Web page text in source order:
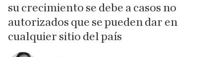
su crecimiento se debe a casos no
autorizados que se pueden dar en
cualquier sitio del país